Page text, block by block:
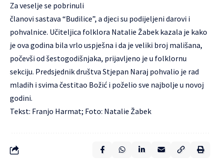
Za veselje se pobrinuli
članovi sastava “Budilice”, a djeci su podijeljeni darovi i
pohvalnice. Učiteljica folklora Natalie Žabek kazala je kako
je ova godina bila vrlo uspješna i da je veliki broj mališana,
počevši od šestogodišnjaka, prijavljeno je u folklornu
sekciju. Predsjednik društva Stjepan Naraj pohvalio je rad
mladih i svima čestitao Božić i poželio sve najbolje u novoj
godini.
Tekst: Franjo Harmat; Foto: Natalie Žabek